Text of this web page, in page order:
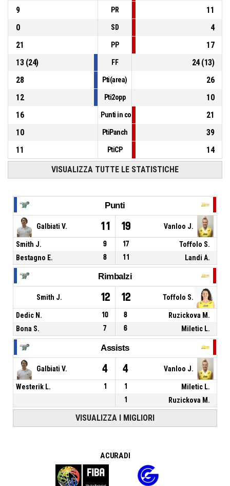
9
PR
11
0
SD
4
21
PP
17
13(24) FF 24(13)
28
Pti(area)
26
12
Pti2opp
10
16
Punti in contropiede
21
10
PtiPanch
39
11
PtiCP 14
VISUALIZZA TUTTE LE STATISTICHE
Punti
Galbiati V. 11 19 Vanloo J.
Smith J. 9 17
Toffolo S.
Bestagno E.
8 11 Landi A.
Rimbalzi
Smith J. 12 12 Toffolo S.
Dedic N. 10 8
Ruzickova M.
Bona S.
7 6 Miletic L.
Assists
Galbiati V. 4 4 Vanloo J.
Westerik L. 1 1 Miletic L.
1 Ruzickova M.
VISUALIZZA I MIGLIORI
A CURA DI